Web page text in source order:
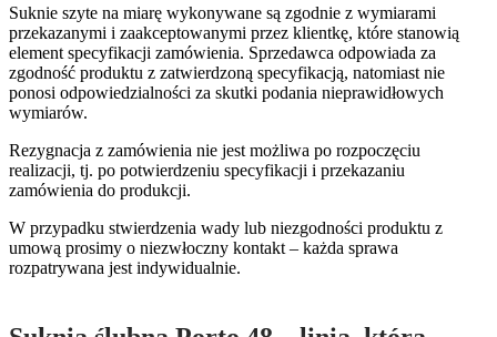
Suknie szyte na miarę wykonywane są zgodnie z wymiarami
przekazanymi i zaakceptowanymi przez klientkę, które stanowią
element specyfikacji zamówienia. Sprzedawca odpowiada za
zgodność produktu z zatwierdzoną specyfikacją, natomiast nie
ponosi odpowiedzialności za skutki podania nieprawidłowych
wymiarów.
Rezygnacja z zamówienia nie jest możliwa po rozpoczęciu
realizacji, tj. po potwierdzeniu specyfikacji i przekazaniu
zamówienia do produkcji.
W przypadku stwierdzenia wady lub niezgodności produktu z
umową prosimy o niezwłoczny kontakt – każda sprawa
rozpatrywana jest indywidualnie.